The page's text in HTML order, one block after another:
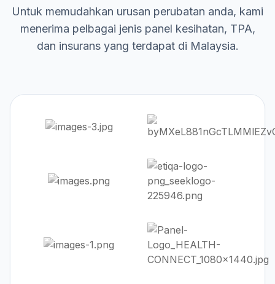
Untuk memudahkan urusan perubatan anda, kami
menerima pelbagai jenis panel kesihatan, TPA,
dan insurans yang terdapat di Malaysia.